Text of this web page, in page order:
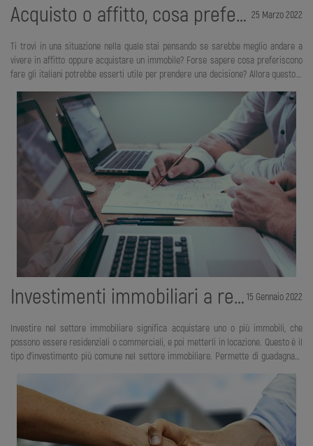
Acquisto o affitto, cosa preferiscono gli italiani? 25 Marzo 2022
Ti trovi in una situazione nella quale stai pensando se sarebbe meglio andare a
vivere in affitto oppure acquistare un immobile? Forse sapere cosa preferiscono
fare gli italiani potrebbe esserti utile per prendere una decisione? Allora questo è
italiani preferiscono vivere in affitto oppure comprare casa. Quello che stiamo
vivendo ora è un periodo decisamente particolare. La pandemia ha cambiato
totalmente la nostra quotidianità e questo sta incidendo molto nelle scelte delle
persone e di conseguenza anche su decisioni importanti come quella sull’acquisto
di un immobile.&nb
Investimenti immobiliari a reddito: conviene davvero? 15 Gennaio 2022
Investire nel settore immobiliare significa acquistare uno o più immobili, che
possono essere residenziali o commerciali, e poi metterli in locazione. Questo è il
tipo d'investimento più comune nel settore immobiliare. Permette di guadagnare
a dirti che esiste anche un tipo d'investimento simile, chiamato investimento
immobiliare a reddito. Si parla d'investimento immobiliare a reddito quando
l’immobile viene acquistato mentre è già in locazione. Probabilmente non avevi
ancora pensato a questa opzione, ma devi sapere che offre determinati vantaggi.
Puoi immedia